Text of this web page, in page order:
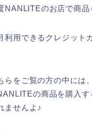
NANLITEのお店で商
利用できるクレジット
らをご覧の方の中に
の商品を購入
ませんよ♪